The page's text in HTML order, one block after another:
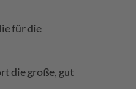
für die
die große, gut